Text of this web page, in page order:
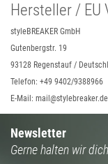
Hersteller / EU
styleBREAKER GmbH
Gutenbergstr. 19
93128 Regenstauf /
Telefon: +49 9402/9388966
E-Mail: mail@stylebreaker.de
Newsletter
Gerne halten wir